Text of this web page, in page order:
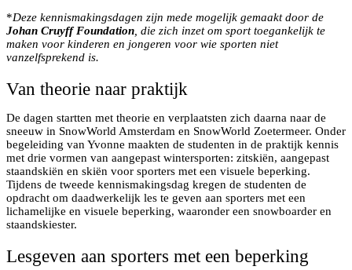
*Deze kennismakingsdagen zijn mede mogelijk gemaakt door de
Johan Cruyff Foundation, die zich inzet om sport toegankelijk te
maken voor kinderen en jongeren voor wie sporten niet
vanzelfsprekend is.
Van theorie naar praktijk
De dagen startten met theorie en verplaatsten zich daarna naar de
sneeuw in SnowWorld Amsterdam en SnowWorld Zoetermeer. Onder
begeleiding van Yvonne maakten de studenten in de praktijk kennis
met drie vormen van aangepast wintersporten: zitskiën, aangepast
staandskiën en skiën voor sporters met een visuele beperking.
Tijdens de tweede kennismakingsdag kregen de studenten de
opdracht om daadwerkelijk les te geven aan sporters met een
lichamelijke en visuele beperking, waaronder een snowboarder en
staandskiester.
Lesgeven aan sporters met een beperking